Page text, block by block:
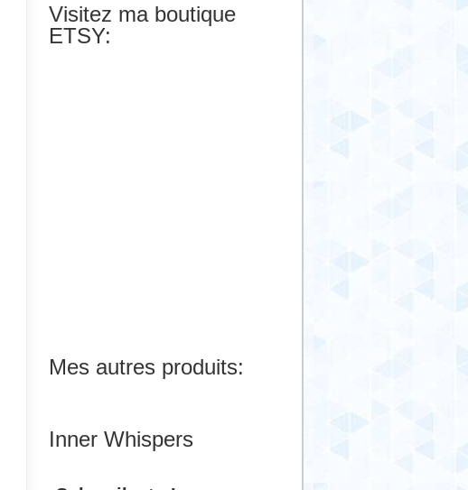
Visitez ma boutique
ETSY:
Mes autres produits:
Inner Whispers